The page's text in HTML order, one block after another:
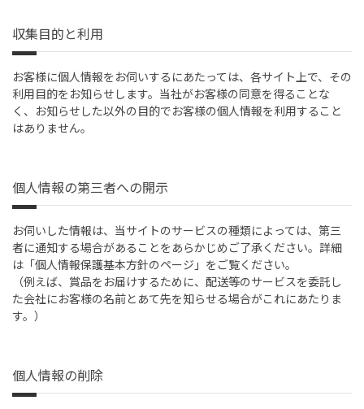
収集目的と利用
お客様に個人情報をお伺いするにあたっては、各サイト上で、その
利用目的をお知らせします。当社がお客様の同意を得ることな
く、お知らせした以外の目的でお客様の個人情報を利用すること
はありません。
個人情報の第三者への開示
お伺いした情報は、当サイトのサービスの種類によっては、第三
者に通知する場合があることをあらかじめご了承ください。詳細
は「個人情報保護基本方針のページ」をご覧ください。
（例えば、賞品をお届けするために、配送等のサービスを委託し
た会社にお客様の名前とあて先を知らせる場合がこれにあたりま
す。）
個人情報の削除